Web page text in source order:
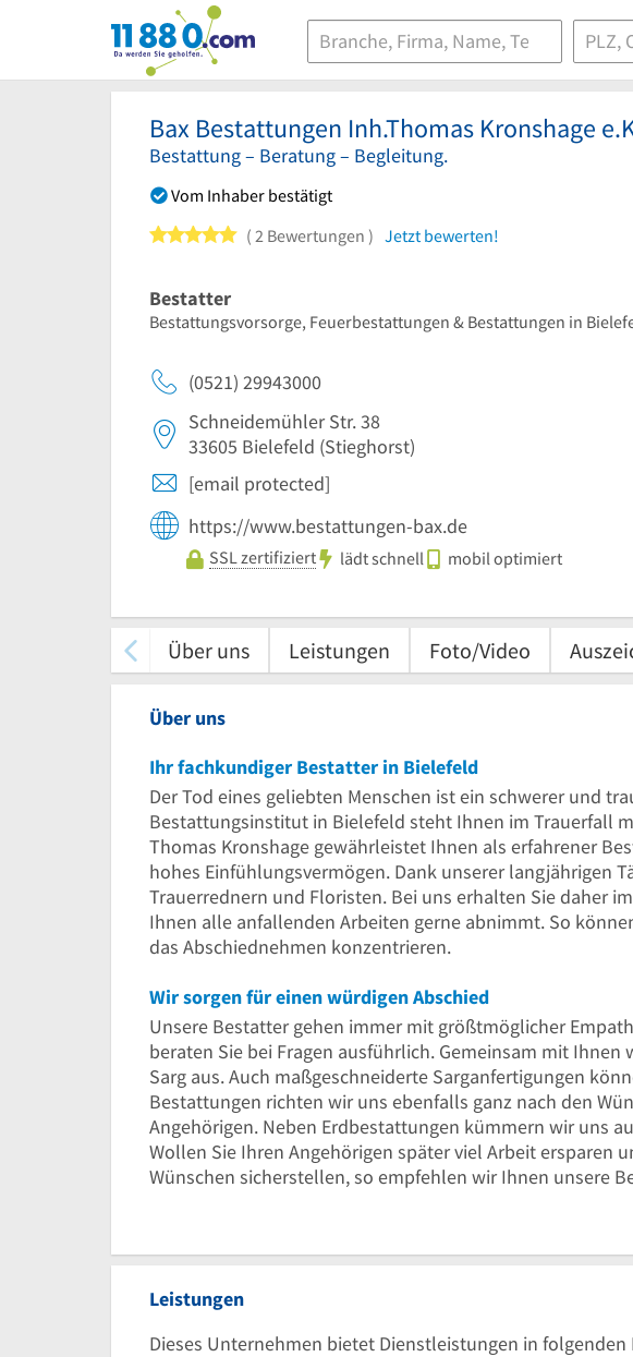
11880.com
Bax Bestattungen Inh.Thomas Kronshage
Bestattung – Beratung – Begleitung.
Vom Inhaber bestätigt
5 von 5 Sternen
2 Bewertungen Jetzt bewerten!
Bestatter
Bestattungsvorsorge, Feuerbestattungen & Bestattungen in
(0521) 29943000
Schneidemühler Str. 38
33605 Bielefeld (Stieghorst)
[email protected]
https://www.bestattungen-bax.de
SSL zertifiziert lädt schnell mobil optimiert
Über uns Leistungen Foto/Video
Über uns
Ihr fachkundiger Bestatter in Bielefeld
Der Tod eines geliebten Menschen ist ein schwerer und
Bestattungsinstitut in Bielefeld steht Ihnen im Trauerfall
Thomas Kronshage gewährleistet Ihnen als erfahrener
hohes Einfühlungsvermögen. Dank unserer langjährigen
Trauerrednern und Floristen. Bei uns erhalten Sie daher
Ihnen alle anfallenden Arbeiten gerne abnimmt. So
das Abschiednehmen konzentrieren.
Wir sorgen für einen würdigen Abschied
Unsere Bestatter gehen immer mit größtmöglicher
beraten Sie bei Fragen ausführlich. Gemeinsam mit
Sarg aus. Auch maßgeschneiderte Sarganfertigungen
Bestattungen richten wir uns ebenfalls ganz nach den
Angehörigen. Neben Erdbestattungen kümmern wir uns
Wollen Sie Ihren Angehörigen später viel Arbeit ersparen
Wünschen sicherstellen, so empfehlen wir Ihnen unsere
Leistungen
Dieses Unternehmen bietet Dienstleistungen in folgenden